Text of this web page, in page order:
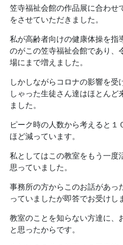
笠寺福祉会館の作品展に合わせ
をさせていただきました。
私が高齢者向けの健康体操を指
のがこの笠寺福祉会館であり、
場にまで増えました。
しかしながらコロナの影響を受
しゃった生徒さん達はほとんど
ました。
ピーク時の人数から考えると１
ほど減っています。
私としてはこの教室をもう一度
思っていました。
事務所の方からこのお話があっ
っていましたが即答でお受けし
教室のことを知らない方達に、
と思ったからです。